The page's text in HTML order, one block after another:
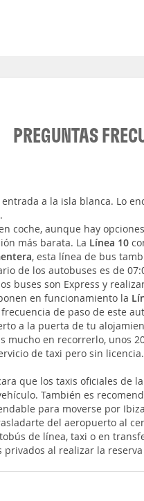
PREGUNTAS
entrada a la isla blanca. Lo
coche, aunque hay
más barata. La Línea 10
, esta línea de bus
de los autobuses es de
buses son Express y
en funcionamiento la
de paso de este
a la puerta de tu
mucho en recorrerlo, unos
de taxi pero sin
que los taxis oficiales de
También es
para moverse por
del aeropuerto al
de línea, taxi o en
al realizar la reserva